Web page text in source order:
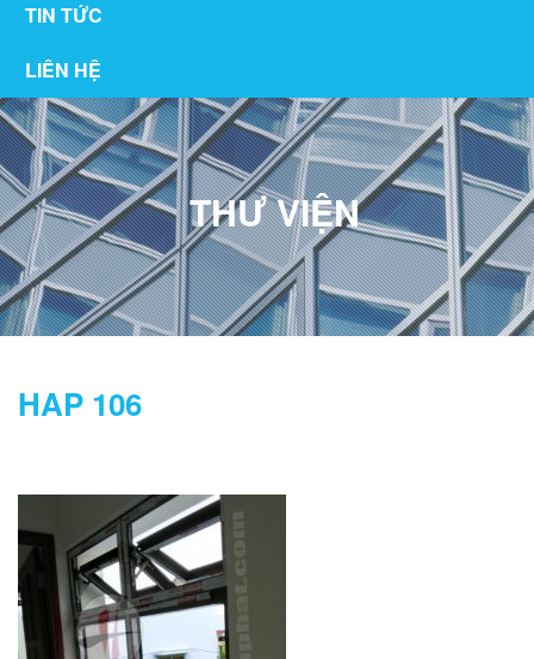
TIN TỨC
LIÊN HỆ
THƯ VIỆN
HAP 106